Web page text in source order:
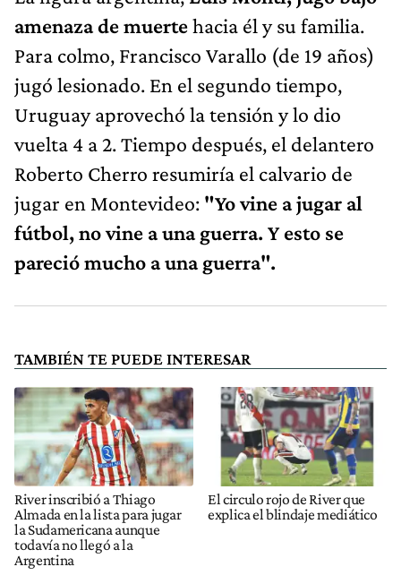
amenaza de muertehacia él y su familia.
Para colmo, Francisco Varallo (de 19 años)
jugó lesionado. En el segundo tiempo,
Uruguay aprovechó la tensión y lo dio
vuelta 4 a 2. Tiempo después, el delantero
Roberto Cherro resumiría el calvario de
jugar en Montevideo: "Yo vine a jugar al
fútbol, no vine a una guerra. Y esto se
pareció mucho a una guerra".
TAMBIÉN TE PUEDE INTERESAR
River inscribió a Thiago
Almada en la lista para jugar
la Sudamericana aunque
todavía no llegó a la
Argentina
El circulo rojo de River que
explica el blindaje mediático